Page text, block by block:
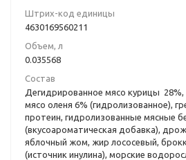
Штрих-код единицы
4630169560211
Объем, л
0.035568
Состав
Дегидрированное мясо курицы
мясо оленя 6% (гидролизованное),
протеин, гидролизованные мясные
(вкусоароматическая добавка),
яблочный жом, жир лососевый,
(источник инулина), морские